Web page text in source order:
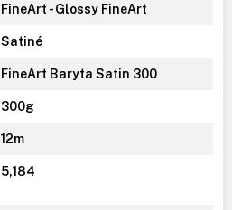
FineArt - Glossy FineArt
Satiné
FineArt Baryta Satin 300
300g
12m
5,184